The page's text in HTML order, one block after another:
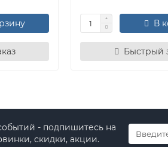
В
Быстрый
- подпишитесь на
скидки, акции.